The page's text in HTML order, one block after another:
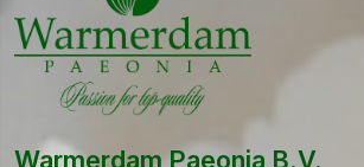
Warmerdam Paeonia B.V.